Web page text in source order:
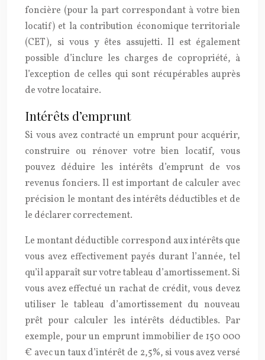
foncière (pour la part correspondant à votre bien
locatif) et la contribution économique territoriale
(CET), si vous y êtes assujetti. Il est également
possible d’inclure les charges de copropriété, à
l’exception de celles qui sont récupérables auprès
de votre locataire.
Intérêts d’emprunt
Si vous avez contracté un emprunt pour acquérir,
construire ou rénover votre bien locatif, vous
pouvez déduire les intérêts d’emprunt de vos
revenus fonciers. Il est important de calculer avec
précision le montant des intérêts déductibles et de
le déclarer correctement.
Le montant déductible correspond aux intérêts que
vous avez effectivement payés durant l’année, tel
qu’il apparaît sur votre tableau d’amortissement. Si
vous avez effectué un rachat de crédit, vous devez
utiliser le tableau d’amortissement du nouveau
prêt pour calculer les intérêts déductibles. Par
exemple, pour un emprunt immobilier de 150 000
€ avec un taux d’intérêt de 2,5%, si vous avez versé